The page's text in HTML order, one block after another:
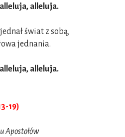
alleluja.
świat z sobą,
jednania.
alleluja.
19)
Apostołów